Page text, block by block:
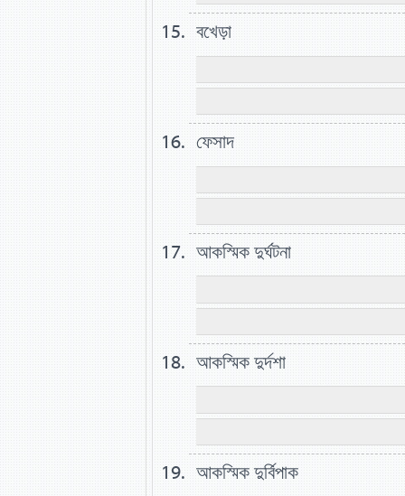
বখেড়া
ফেসাদ
আকস্মিক দুর্ঘটনা
আকস্মিক দুর্দশা
আকস্মিক দুর্বিপাক